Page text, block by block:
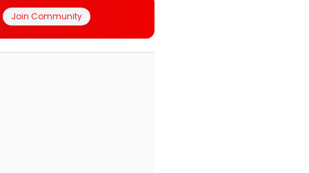
Join Community